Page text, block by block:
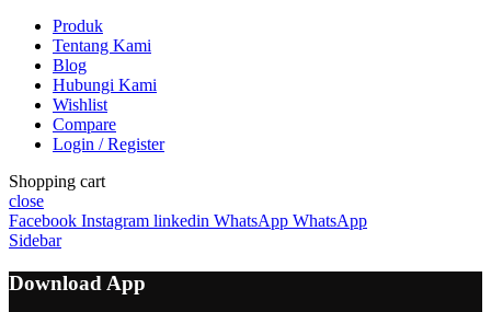
Produk
Tentang Kami
Blog
Hubungi Kami
Wishlist
Compare
Login / Register
Shopping cart
close
Facebook Instagram linkedin WhatsApp WhatsApp
Sidebar
Download App